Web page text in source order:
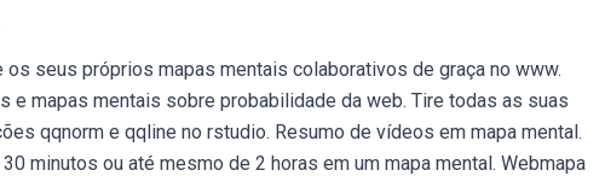
os seus próprios mapas mentais colaborativos de graça no www.
e mapas mentais sobre probabilidade da web. Tire todas as suas
qqnorm e qqline no rstudio. Resumo de vídeos em mapa mental.
minutos ou até mesmo de 2 horas em um mapa mental. Webmapa